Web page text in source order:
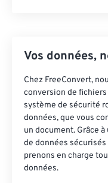
Vos données,
Chez FreeConvert,
conversion de
système de sécurité
données, que vous
un document. Grâce
de données
prenons en charge
données.